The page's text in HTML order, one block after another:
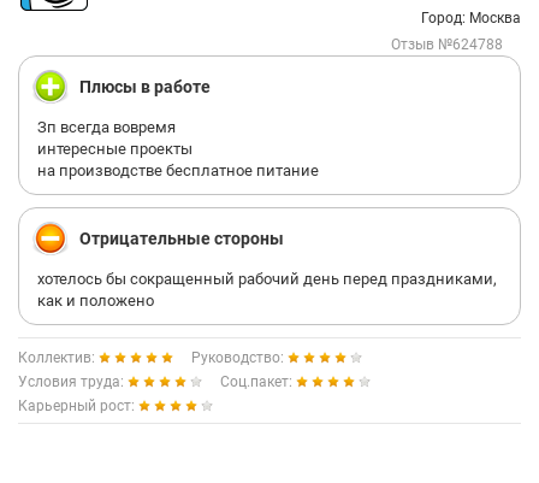
Город: Москва
Отзыв №624788
Плюсы в работе
Зп всегда вовремя
интересные проекты
на производстве бесплатное питание
Отрицательные стороны
хотелось бы сокращенный рабочий день перед праздниками,
как и положено
Коллектив:
Руководство:
Условия труда:
Соц.пакет:
Карьерный рост: